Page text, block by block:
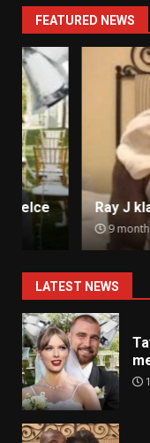
FEATURED NEWS
Ray J klaagt Kim
9 months ago
LATEST NEWS